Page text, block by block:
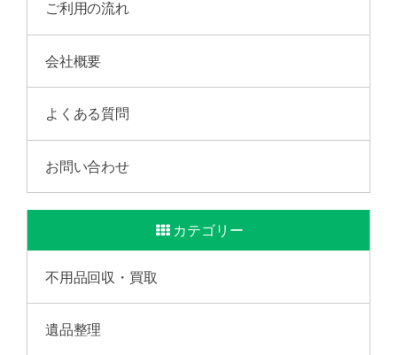
ご利用の流れ
会社概要
よくある質問
お問い合わせ
カテゴリー
不用品回収・買取
遺品整理